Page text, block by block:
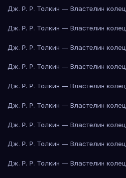
Дж. Р. Р. Толкин — Властелин колец
Дж. Р. Р. Толкин — Властелин колец
Дж. Р. Р. Толкин — Властелин колец
Дж. Р. Р. Толкин — Властелин колец
Дж. Р. Р. Толкин — Властелин колец
Дж. Р. Р. Толкин — Властелин колец
Дж. Р. Р. Толкин — Властелин колец
Дж. Р. Р. Толкин — Властелин колец
Дж. Р. Р. Толкин — Властелин колец